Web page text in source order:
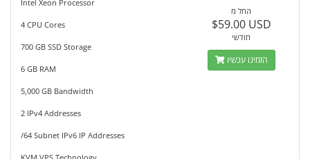
Intel Xeon Processor
4 CPU Cores
700 GB SSD Storage
6 GB RAM
5,000 GB Bandwidth
2 IPv4 Addresses
/64 Subnet IPv6 IP Addresses
החל מ
$59.00 USD
חודשי
הזמינו עכשיו